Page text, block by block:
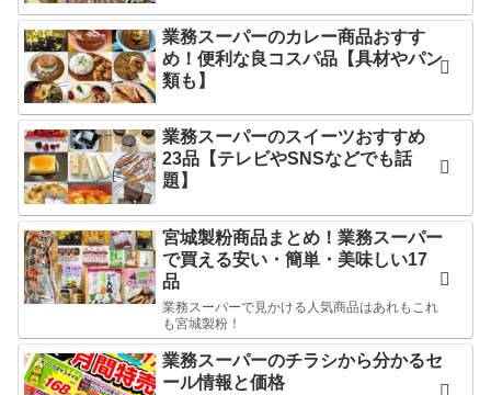
業務スーパーのカレー商品おすす
め！便利な良コスパ品【具材やパン
類も】
業務スーパーのスイーツおすすめ
23品【テレビやSNSなどでも話
題】
宮城製粉商品まとめ！業務スーパー
で買える安い・簡単・美味しい17
品
業務スーパーで見かける人気商品はあれもこれ
も宮城製粉！
業務スーパーのチラシから分かるセ
ール情報と価格